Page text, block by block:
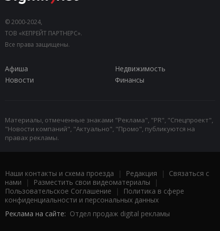
© 2000-2024,
ТОВ «КЕПРЕЙТ ПАРТНЕРС».
Все права защищены.
Афиша
Недвижимость
Новости
Финансы
Материалы, отмеченные знаками "Реклама", "PR", "Спецпроект",
"Новости компаний", "Актуально", "Промо", публикуются на
правах рекламы.
Наши контакты и схема проезда | Редакция | Связаться с
нами | Разместить свои видеоматериалы |
Пользовательское Соглашение |
Политика в сфере
конфиденциальности и персональных данных
Реклама на сайте: Отдел продаж digital рекламы